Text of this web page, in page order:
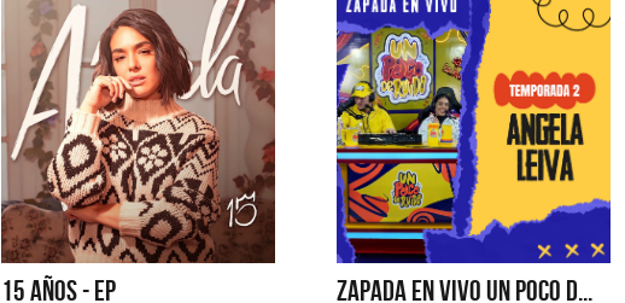
15 AÑOS - EP ZAPADA EN VIVO UN POCO D...